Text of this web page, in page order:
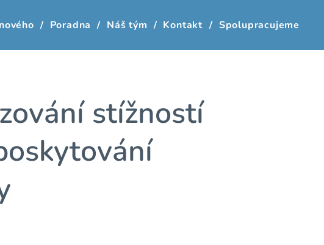
Poradna Náš tým Kontakt Spolupracujeme
stížností